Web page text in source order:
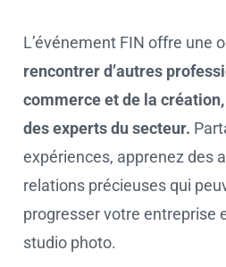
L’événement FIN offre une
rencontrer d’autres
commerce et de la
des experts du secteur.
expériences, apprenez des
relations précieuses qui
progresser votre entreprise
studio photo.